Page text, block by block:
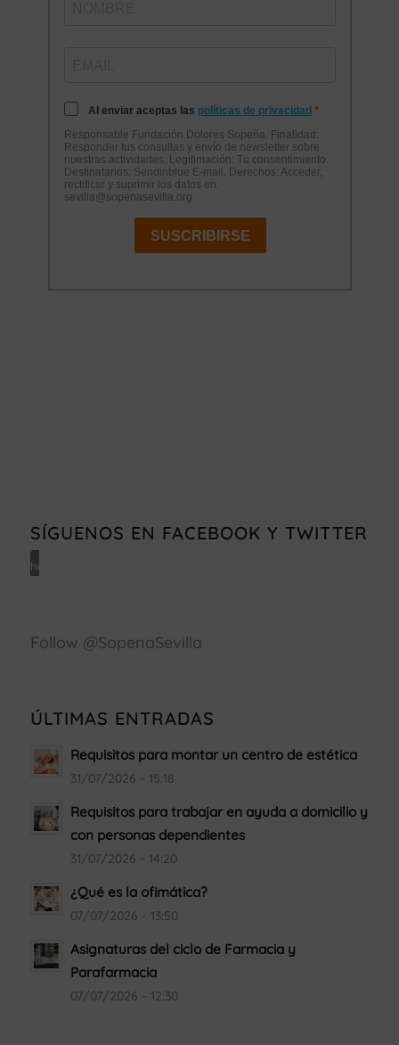
SÍGUENOS EN FACEBOOK Y TWITTER
acuerdo»
habilitar
cookies
Follow @SopenaSevilla
ÚLTIMAS ENTRADAS
Requisitos para montar un centro de estética
31/07/2026 - 15:18
Requisitos para trabajar en ayuda a domicilio y
con personas dependientes
31/07/2026 - 14:20
¿Qué es la ofimática?
07/07/2026 - 13:50
Asignaturas del ciclo de Farmacia y
Parafarmacia
07/07/2026 - 12:30